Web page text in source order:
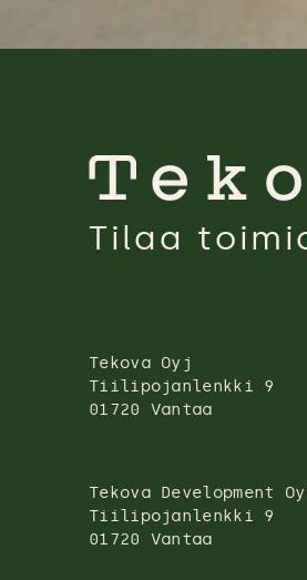
Tilaa
Tekova Oyj
Tiilipojanlenkki 9
01720 Vantaa
Tekova Development Oy
Tiilipojanlenkki 9
01720 Vantaa